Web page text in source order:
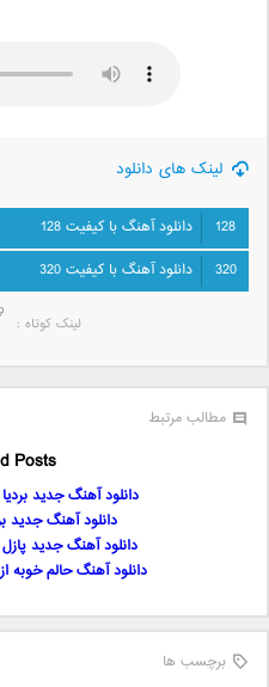
لینک های دانلود
128
دانلود آهنگ با کیفیت 128
320
دانلود آهنگ با کیفیت 320
لینک کوتاه‌ :
مطالب مرتبط
Posts:
دانلود آهنگ جدید
دانلود آهنگ جدید
دانلود آهنگ جدید پازل
دانلود آهنگ حالم خوبه
برچسب ها